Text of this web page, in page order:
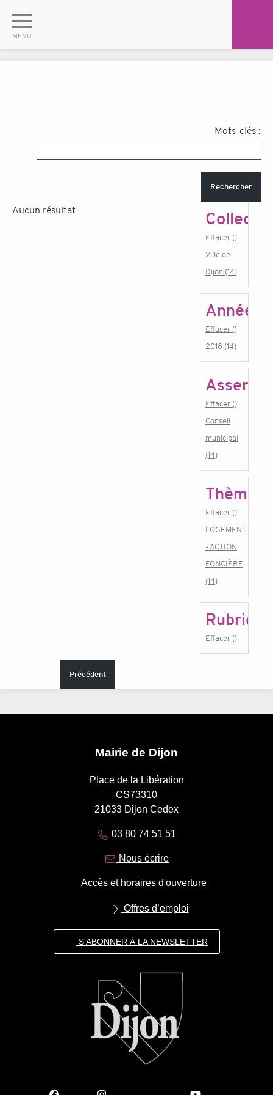
Mots-clés :
Rechercher
Aucun résultat
Effacer ()
Ville de
Dijon (14)
Année
Effacer ()
2018 (14)
Effacer ()
Conseil
municipal
(14)
Thème
Effacer ()
LOGEMENT
- ACTION
FONCIÈRE
(14)
Rubrique
Effacer ()
Précédent
Mairie de Dijon
Place de la Libération
CS73310
21033 Dijon Cedex
03 80 74 51 51
Nous écrire
Accès et horaires d'ouverture
Offres d’emploi
S'ABONNER À LA NEWSLETTER